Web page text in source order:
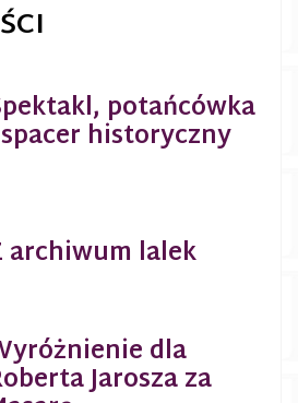
potańcówka
historyczny
archiwum lalek
dla
Jarosza za